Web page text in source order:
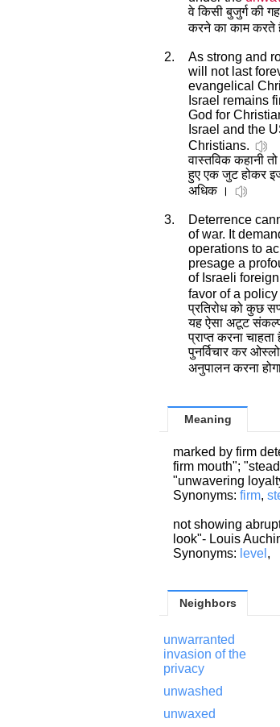
वे किसी बुजुर्ग की
करने का काम करते
2.
As strong and
will not last
evangelical
Israel remains
God for
Israel and the
Christians.
वास्तविक कहानी
हुए एक जुट होकर
अधिक ।
3.
Deterrence
of war. It
operations to
presage a
of Israeli
favor of a
प्रतिरोध को कुछ
यह ऐसा अटूट संकल्प
प्राप्त करना चाहता
पुनर्विचार कर
अनुपालन करना
Meaning
marked by firm
firm mouth";
"unwavering
Synonyms: firm,
not showing
look"- Louis
Synonyms: level ,
Neighbors
unwarranted
invasion of the
privacy
unwashed
unwaxed